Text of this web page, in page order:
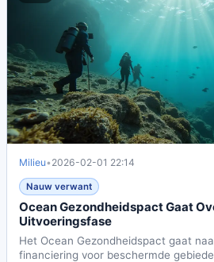
Milieu• 2026-02-01 22:14
Nauw verwant
Ocean Gezondheidspact Gaat
Uitvoeringsfase
Het Ocean Gezondheidspact gaat
financiering voor beschermde